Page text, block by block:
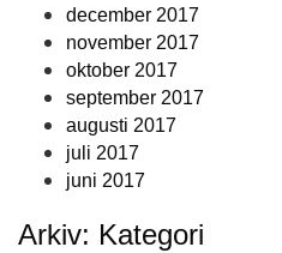
december 2017
november 2017
oktober 2017
september 2017
augusti 2017
juli 2017
juni 2017
Arkiv: Kategori